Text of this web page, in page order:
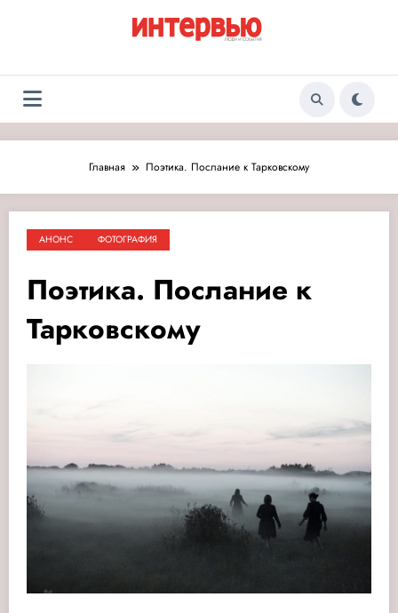
Журнал «Интервью:
Люди и события»
Люди и события
Главная Поэтика. Послание к Тарковскому
АНОНС ФОТОГРАФИЯ
Поэтика. Послание к
Тарковскому